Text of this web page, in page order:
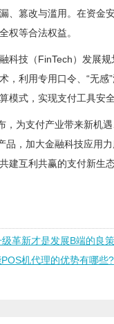
、篡改与滥用。在资金
权等合法权益。
科技（FinTech）发展
，利用专用口令、“无
模式，实现支付工具安
，为支付产业带来新机
品，加大金融科技应用
建互利共赢的支付新生态
革新才是发展B端的良策
机代理的优势有哪些?